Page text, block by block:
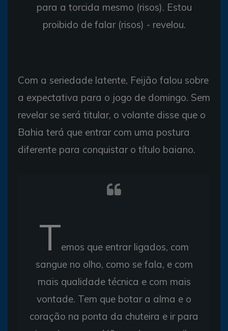
para a torcida mesmo (risos). Estou
proibido de falar (risos) - revelou.
Com a seriedade latente, Feijão falou sobre
a expectativa para o jogo de domingo. Sem
revelar se será titular, o volante disse que o
Bahia terá que entrar com uma postura
diferente para conquistar o título baiano.
Temos que entrar ligados, com
sangue no olho, como se fala, e com
mais qualidade técnica e com mais
vontade. Tem que botar a alma e o
coração na ponta da chuteira e ir para